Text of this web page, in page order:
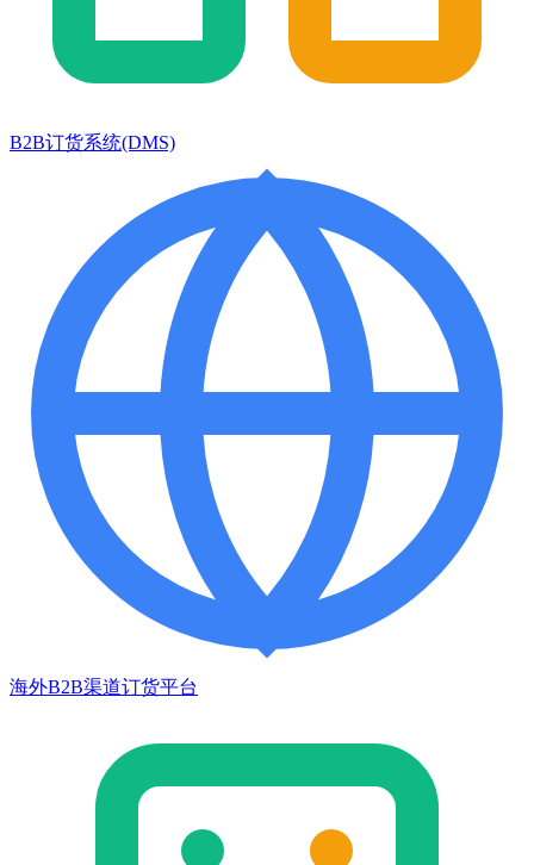
B2B订货系统(DMS)
海外B2B渠道订货平台